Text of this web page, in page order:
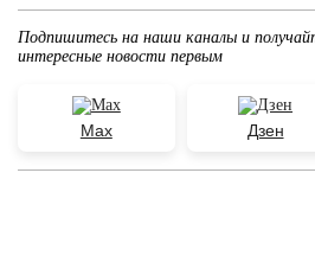
Подпишитесь на наши каналы и
интересные новости первым
Max Дзен